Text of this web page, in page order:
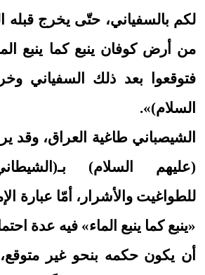
لكم بالسفياني، حتّى يخرج قبله
من أرض كوفان ينبع كما ينبع
فتوقعوا بعد ذلك السفياني
السلام)».
الشيصباني طاغية العراق، وقد
(عليهم السلام)
للطواغيت والأشرار، أمّا عبارة
«ينبع كما ينبع الماء» فيه عدة
أن يكون حكمه بنحو غير